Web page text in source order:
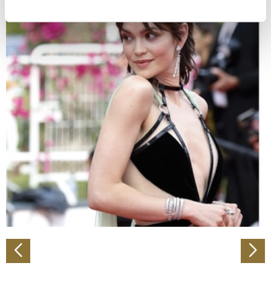
bestimmten Merkmalen (Fingerprinting) identifizieren
Erfahren Sie mehr darüber, wie Ihre persönlichen Daten
verarbeitet werden, und legen Sie Ihre Präferenzen im
Abschnitt Einzelheitenfest.
Wir verwenden Cookies, um Inhalte und Anzeigen zu
personalisieren, Funktionen für soziale Medien anbieten
zu können und die Zugriffe auf unsere Website zu
analysieren. Außerdem geben wir Informationen zu Ihrer
Verwendung unserer Website an unsere Partner für
soziale Medien, Werbung und Analysen weiter. Unsere
Partner führen diese Informationen möglicherweise mit
weiteren Daten zusammen, die Sie ihnen bereitgestellt
haben oder die sie im Rahmen Ihrer Nutzung der Dienste
gesammelt haben.